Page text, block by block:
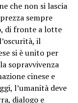
che non si lascia
sempre
di fronte a lotte
il
si è unito per
sopravvivenza
cinese e
l’umanità deve
dialogo e